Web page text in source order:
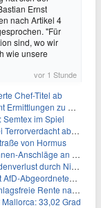
Ernst
nach Artikel 4
"Für
sind, wo wir
wie unsere
vor 1 Stunde
Chef-Titel ab
zu Drohnenvorfall
im Spiel
abschieben
von Hormus
an Flughäfen
durch Niedrigwasser
Abgeordneten Nolte
Rente nach 45 Jahren
33,02 Grad